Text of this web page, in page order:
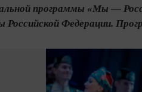
программы «Мы —
Российской Федерации.